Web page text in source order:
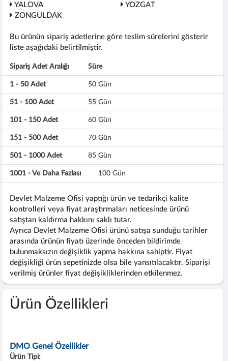
YALOVA
YOZGAT
ZONGULDAK
Bu ürünün sipariş adetlerine göre teslim sürelerini gösterir
liste aşağıdaki belirtilmiştir.
Sipariş Adet Aralığı Süre
1 - 50 Adet 50 Gün
51 - 100 Adet 55 Gün
101 - 150 Adet 60 Gün
151 - 500 Adet 70 Gün
501 - 1000 Adet 85 Gün
1001 - Ve Daha Fazlası 100 Gün
Devlet Malzeme Ofisi yaptığı ürün ve tedarikçi kalite
kontrolleri veya fiyat araştırmaları neticesinde ürünü
satıştan kaldırma hakkını saklı tutar.
Ayrıca Devlet Malzeme Ofisi ürünü satışa sunduğu tarihler
arasında ürünün fiyatı üzerinde önceden bildirimde
bulunmaksızın değişiklik yapma hakkına sahiptir. Fiyat
değişikliği ürün sepetinizde olsa bile yansıtılacaktır. Siparişi
verilmiş ürünler fiyat değişikliklerinden etkilenmez.
Ürün Özellikleri
DMO Genel Özellikler
Ürün Tipi: